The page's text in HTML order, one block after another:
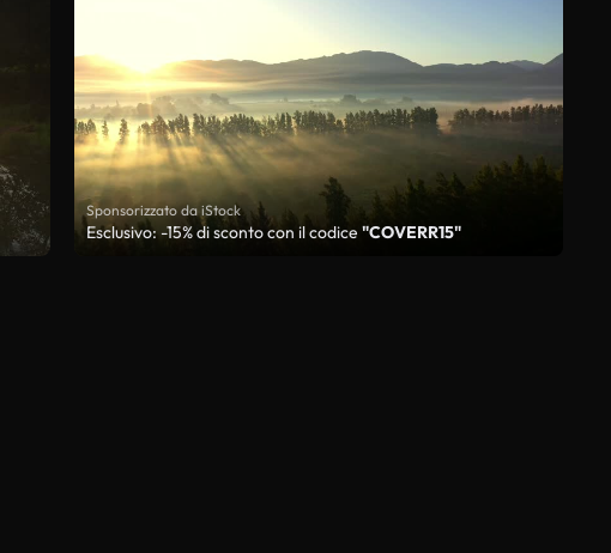
Sponsorizzato da iStock
Esclusivo: -15% di sconto con il codice "COVERR15"